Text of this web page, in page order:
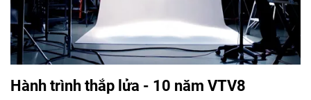
Hành trình thắp lửa - 10 năm VTV8